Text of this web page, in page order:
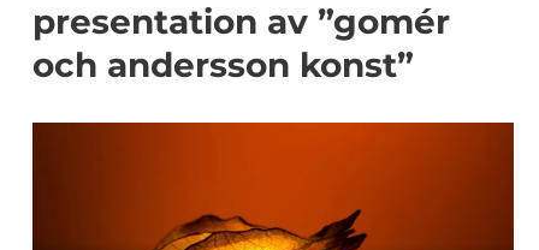
presentation av ”gomér
och andersson konst”